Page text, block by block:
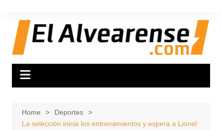
content
Home
Deportes
La selección inicia los entrenamientos y espera a Lionel